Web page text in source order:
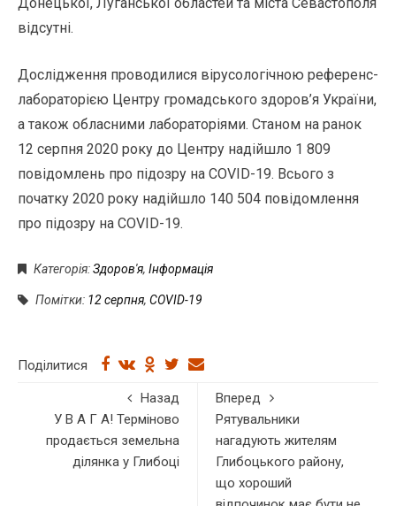
відсутні.
Дослідження проводилися вірусологічною референс-
лабораторією Центру громадського здоров’я України,
а також обласними лабораторіями. Станом на ранок
12 серпня 2020 року до Центру надійшло 1 809
повідомлень про підозру на COVID-19. Всього з
початку 2020 року надійшло 140 504 повідомлення
про підозру на COVID-19.
Категорія:Здоров'я, Інформація
Помітки: 12 серпня, COVID-19
Поділитися
Назад
У В А Г А! Терміново
продається земельна
ділянка у Глибоці
Вперед
Рятувальники
нагадують жителям
Глибоцького району,
що хороший